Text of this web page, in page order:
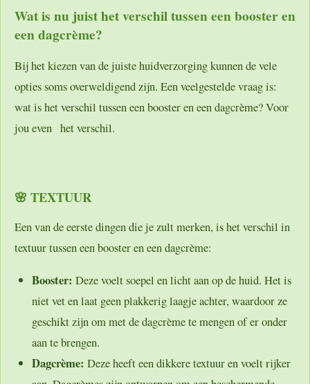
Wat is nu juist het verschil tussen een booster en
een dagcrème?
Bij het kiezen van de juiste huidverzorging kunnen de vele
opties soms overweldigend zijn. Een veelgestelde vraag is:
wat is het verschil tussen een booster en een dagcrème? Voor
jou even het verschil.
🌸 TEXTUUR
Een van de eerste dingen die je zult merken, is het verschil in
textuur tussen een booster en een dagcrème:
Booster: Deze voelt soepel en licht aan op de huid. Het is
niet vet en laat geen plakkerig laagje achter, waardoor ze
geschikt zijn om met de dagcrème te mengen of er onder
aan te brengen.
Dagcrème: Deze heeft een dikkere textuur en voelt rijker